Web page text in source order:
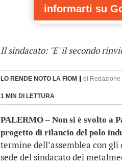
informarti su
Il sindacato: "E' il secondo
LO RENDE NOTO LA FIOM di Redazione
1 MIN DI LETTURA
PALERMO – Non si è svolto a
progetto di rilancio del polo
termine dell’assemblea con
sede del sindacato dei